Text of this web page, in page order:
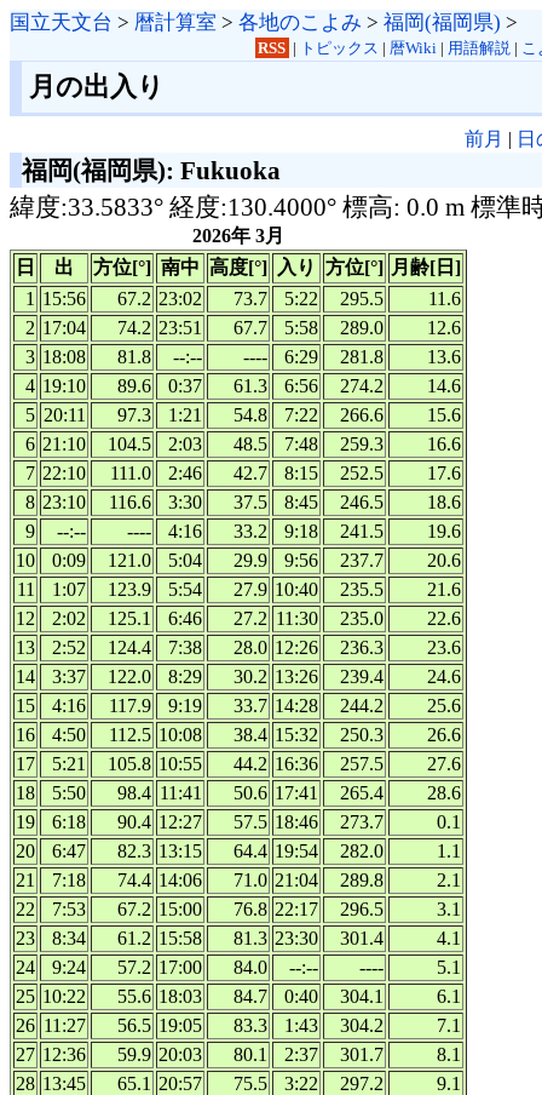
国立天文台 > 暦計算室 > 各地のこよみ > 福岡(福岡県) >
RSS | トピックス | 暦Wiki| 用語解説| こ
月の出入り
前月 |
福岡(福岡県): Fukuoka
緯度:33.5833° 経度:130.4000° 標高: 0.0 m 標準
2026年 3月
日
出 方位[°] 南中 高度[°] 入り 方位[°] 月齢[日]
1 15:56 67.2 23:02 73.7 5:22 295.5
11.6
2 17:04 74.2 23:51 67.7 5:58 289.0
12.6
3 18:08 81.8 --:-- ---- 6:29 281.8
13.6
4 19:10 89.6 0:37 61.3 6:56 274.2
14.6
5 20:11 97.3 1:21 54.8 7:22 266.6
15.6
6 21:10 104.5 2:03 48.5 7:48 259.3
16.6
7 22:10 111.0 2:46 42.7 8:15 252.5
17.6
8 23:10 116.6 3:30 37.5 8:45 246.5
18.6
9
--:-- ---- 4:16 33.2 9:18 241.5
19.6
10
0:09 121.0 5:04 29.9 9:56 237.7
20.6
11
1:07 123.9 5:54 27.9 10:40 235.5
21.6
12
2:02 125.1 6:46 27.2 11:30 235.0
22.6
13
2:52 124.4 7:38 28.0 12:26 236.3
23.6
14
3:37 122.0 8:29 30.2 13:26 239.4
24.6
15
4:16 117.9 9:19 33.7 14:28 244.2
25.6
16
4:50 112.5 10:08 38.4 15:32 250.3
26.6
17
5:21 105.8 10:55 44.2 16:36 257.5
27.6
18
5:50 98.4 11:41 50.6 17:41 265.4
28.6
19
6:18 90.4 12:27 57.5 18:46 273.7
0.1
20
6:47 82.3 13:15 64.4 19:54 282.0
1.1
21
7:18 74.4 14:06 71.0 21:04 289.8
2.1
22
7:53 67.2 15:00 76.8 22:17 296.5
3.1
23
8:34 61.2 15:58 81.3 23:30 301.4
4.1
24
9:24 57.2 17:00 84.0 --:-- ----
5.1
25 10:22 55.6 18:03 84.7 0:40 304.1
6.1
26 11:27 56.5 19:05 83.3 1:43 304.2
7.1
27 12:36 59.9 20:03 80.1 2:37 301.7
8.1
28 13:45 65.1 20:57 75.5 3:22 297.2
9.1